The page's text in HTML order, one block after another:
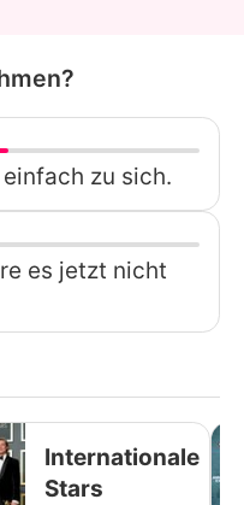
zu sich.
es jetzt nicht
Internationale
Stars